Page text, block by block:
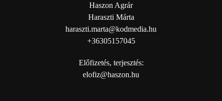
Haszon Agrár
Haraszti Márta
haraszti.marta@kodmedia.hu
+36305157045
Előfizetés, terjesztés:
elofiz@haszon.hu